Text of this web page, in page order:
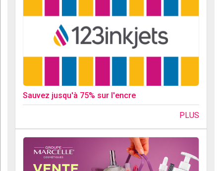
Sauvez jusqu'à 75% sur l'encre
PLUS